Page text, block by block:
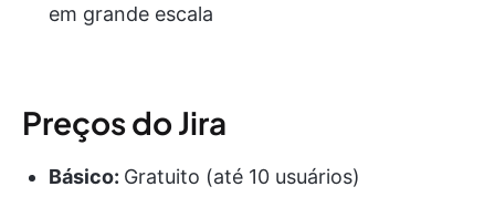
em grande escala
Preços do Jira
Básico: Gratuito (até 10 usuários)